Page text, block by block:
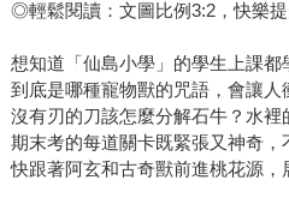
◎輕鬆閱讀：文圖比例3:2，快樂
想知道「仙島小學」的學生上課都
到底是哪種寵物獸的咒語，會讓人
沒有刃的刀該怎麼分解石牛？水裡
期末考的每道關卡既緊張又神奇，
快跟著阿玄和古奇獸前進桃花源，